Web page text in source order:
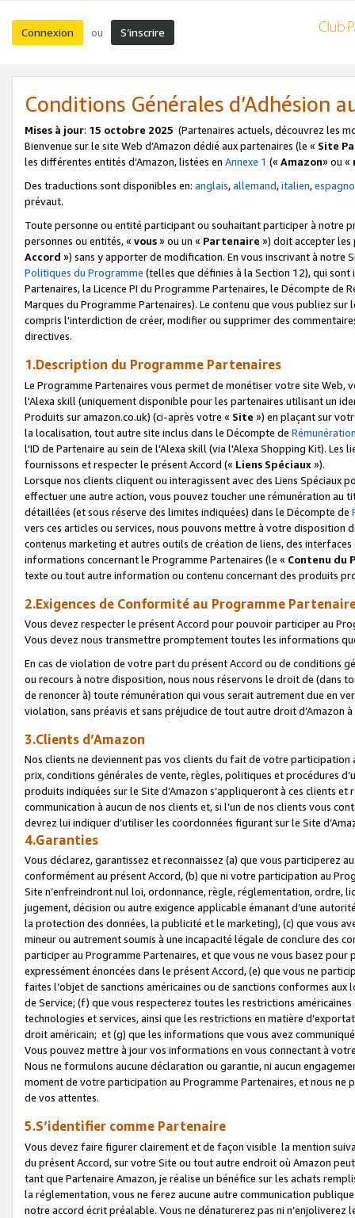
Connexion ou S’inscrire
Conditions Générales d’Adhésion
Mises à jour: 15 octobre 2025 (Partenaires actuels, découvrez les
Bienvenue sur le site Web d’Amazon dédié aux partenaires (le « Site
les différentes entités d’Amazon, listées en Annexe 1 (« Amazon» ou «
Des traductions sont disponibles en: anglais,allemand,italien,
prévaut.
Toute personne ou entité participant ou souhaitant participer à notre
personnes ou entités, « vous» ou un « Partenaire ») doit accepter les
Accord ») sans y apporter de modification. En vous inscrivant à notre
Politiques du Programme (telles que définies à la Section 12), qui
Partenaires, la Licence PI du Programme Partenaires, le Décompte de
Marques du Programme Partenaires). Le contenu que vous publiez
compris l'interdiction de créer, modifier ou supprimer des
directives.
1.Description du Programme Partenaires
Le Programme Partenaires vous permet de monétiser votre site Web,
l'Alexa skill (uniquement disponible pour les partenaires utilisant un
Produits sur amazon.co.uk) (ci-après votre « Site ») en plaçant sur
la localisation, tout autre site inclus dans le Décompte de
l'ID de Partenaire au sein de l'Alexa skill (via l'Alexa Shopping Kit).
fournissons et respecter le présent Accord (« Liens Spéciaux»).
Lorsque nos clients cliquent ou interagissent avec des Liens Spéciaux
effectuer une autre action, vous pouvez toucher une rémunération
détaillées (et sous réserve des limites indiquées) dans le Décompte de
vers ces articles ou services, nous pouvons mettre à votre disposition
contenus marketing et autres outils de création de liens, des
informations concernant le Programme Partenaires (le « Contenu du
texte ou tout autre information ou contenu concernant des produits
2.Exigences de Conformité au Programme
Vous devez respecter le présent Accord pour pouvoir participer au
Vous devez nous transmettre promptement toutes les informations
En cas de violation de votre part du présent Accord ou de conditions
ou recours à notre disposition, nous nous réservons le droit de (dans
de renoncer à) toute rémunération qui vous serait autrement due en
violation, sans préavis et sans préjudice de tout autre droit
3.Clients d’Amazon
Nos clients ne deviennent pas vos clients du fait de votre
prix, conditions générales de vente, règles, politiques et procédures
produits indiquées sur le Site d’Amazon s’appliqueront à ces clients
communication à aucun de nos clients et, si l’un de nos clients vous
devrez lui indiquer d’utiliser les coordonnées figurant sur le Site
4.Garanties
Vous déclarez, garantissez et reconnaissez (a) que vous participerez
conformément au présent Accord, (b) que ni votre participation au
Site n’enfreindront nul loi, ordonnance, règle, réglementation, ordre,
jugement, décision ou autre exigence applicable émanant d’une
la protection des données, la publicité et le marketing), (c) que vous
mineur ou autrement soumis à une incapacité légale de conclure des
participer au Programme Partenaires, et que vous ne vous basez
expressément énoncées dans le présent Accord, (e) que vous ne
faites l’objet de sanctions américaines ou de sanctions conformes
de Service; (f) que vous respecterez toutes les restrictions
technologies et services, ainsi que les restrictions en matière
droit américain; et (g) que les informations que vous avez
Vous pouvez mettre à jour vos informations en vous connectant à
Nous ne formulons aucune déclaration ou garantie, ni aucun
moment de votre participation au Programme Partenaires, et nous
de vos attentes.
5.S’identifier comme Partenaire
Vous devez faire figurer clairement et de façon visible la mention
du présent Accord, sur votre Site ou tout autre endroit où Amazon
tant que Partenaire Amazon, je réalise un bénéfice sur les achats
la réglementation, vous ne ferez aucune autre communication
notre accord écrit préalable. Vous ne dénaturerez pas ni